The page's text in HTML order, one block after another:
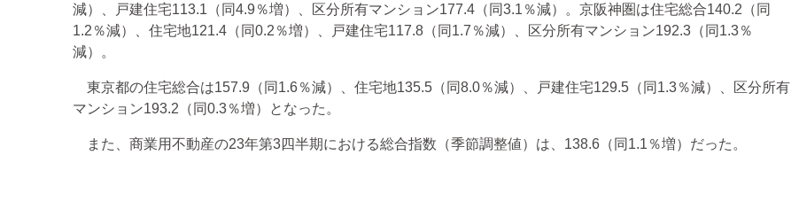
減）、戸建住宅113.1（同4.9％増）、区分所有マンション177.4（同3.1％減）。京阪神圏は住宅総合140.2（同
1.2％減）、住宅地121.4（同0.2％増）、戸建住宅117.8（同1.7％減）、区分所有マンション192.3（同1.3％
減）。
東京都の住宅総合は157.9（同1.6％減）、住宅地135.5（同8.0％減）、戸建住宅129.5（同1.3％減）、区分所有
マンション193.2（同0.3％増）となった。
また、商業用不動産の23年第3四半期における総合指数（季節調整値）は、138.6（同1.1％増）だった。